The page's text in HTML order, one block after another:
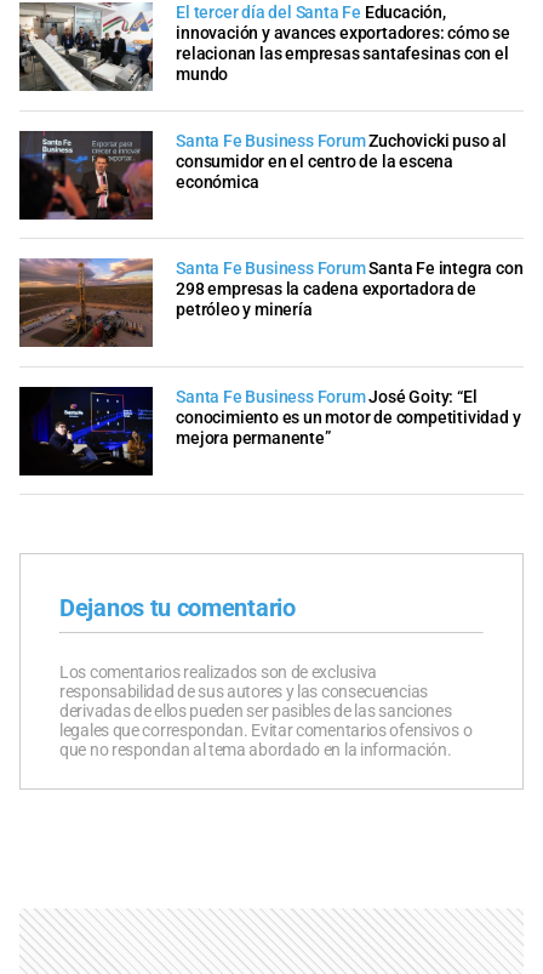
El tercer día del Santa Fe Educación,
innovación y avances exportadores: cómo se
relacionan las empresas santafesinas con el
mundo
Santa Fe Business ForumZuchovicki puso al
consumidor en el centro de la escena
económica
Santa Fe Business ForumSanta Fe integra con
298 empresas la cadena exportadora de
petróleo y minería
Santa Fe Business ForumJosé Goity: “El
conocimiento es un motor de competitividad y
mejora permanente”
Dejanos tu comentario
Los comentarios realizados son de exclusiva
responsabilidad de sus autores y las consecuencias
derivadas de ellos pueden ser pasibles de las sanciones
legales que correspondan. Evitar comentarios ofensivos o
que no respondan al tema abordado en la información.